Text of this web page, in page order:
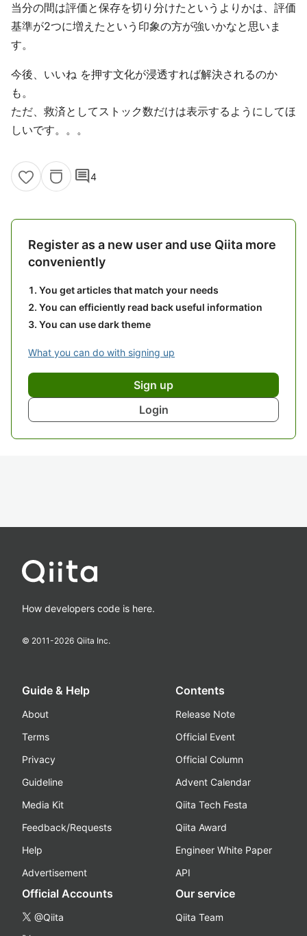
当分の間は評価と保存を切り分けたというよりかは、評価
基準が2つに増えたという印象の方が強いかなと思いま
す。
今後、いいね を押す文化が浸透すれば解決されるのか
も。
ただ、救済としてストック数だけは表示するようにしてほ
しいです。。。
comment4
Register as a new user and use Qiita more
conveniently
You get articles that match your needs
You can efficiently read back useful information
You can use dark theme
What you can do with signing up
Sign up
Login
How developers code is here.
© 2011-2026 Qiita Inc.
Guide & Help
About
Terms
Privacy
Guideline
Media Kit
Feedback/Requests
Help
Advertisement
Contents
Release Note
Official Event
Official Column
Advent Calendar
Qiita Tech Festa
Qiita Award
Engineer White Paper
API
Official Accounts
@Qiita
Our service
Qiita Team